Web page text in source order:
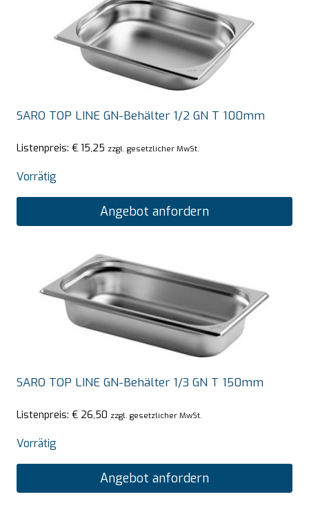
SARO TOP LINE GN-Behälter 1/2 GN T 100mm
Listenpreis: € 15,25 zzgl. gesetzlicher MwSt.
Vorrätig
Angebot anfordern
SARO TOP LINE GN-Behälter 1/3 GN T 150mm
Listenpreis: € 26,50 zzgl. gesetzlicher MwSt.
Vorrätig
Angebot anfordern